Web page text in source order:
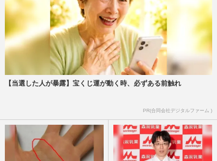
【当選した人が暴露】宝くじ運が動く時、必ずある前触れ
PR(合同会社デジタルファーム )